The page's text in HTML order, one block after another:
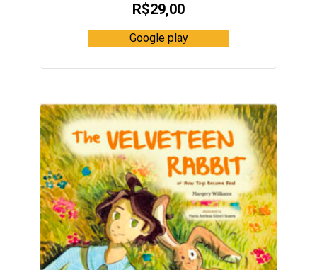
R$29,00
Google play